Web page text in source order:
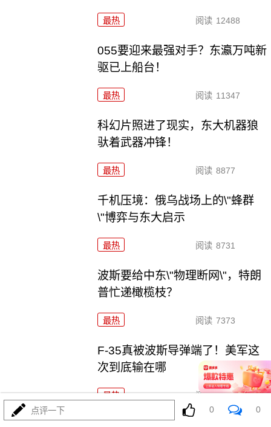
最热 阅读 12488
055要迎来最强对手？东瀛万吨新
驱已上船台！
最热 阅读 11347
科幻片照进了现实，东大机器狼
驮着武器冲锋！
最热 阅读 8877
千机压境：俄乌战场上的\"蜂群
\"博弈与东大启示
最热 阅读 8731
波斯要给中东\"物理断网\"，特朗
普忙递橄榄枝？
最热 阅读 7373
F-35真被波斯导弹端了！美军这
次到底输在哪
最热 阅读 7159
点评一下 0 0